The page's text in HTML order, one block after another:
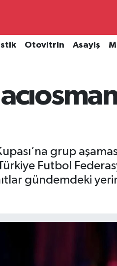
Otovitrin Asayiş
grup
Futbol
gündemdeki